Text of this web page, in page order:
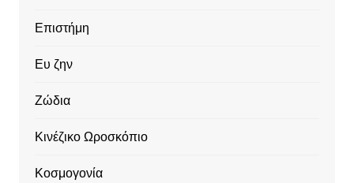
Επιστήμη
Ευ ζην
Ζώδια
Κινέζικο Ωροσκόπιο
Κοσμογονία